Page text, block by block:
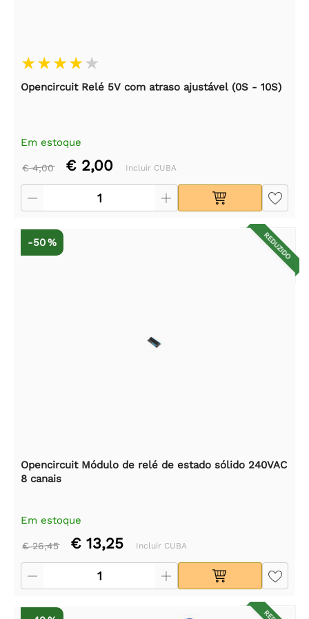
Opencircuit Relé 5V com atraso ajustável (0S - 10S)
Em estoque
€ 4,00 € 2,00 Incluir CUBA
REDUZIDO
-50 %
Opencircuit Módulo de relé de estado sólido 240VAC
8 canais
Em estoque
€ 26,45 € 13,25 Incluir CUBA